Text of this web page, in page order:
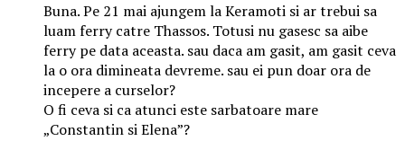
Buna. Pe 21 mai ajungem la Keramoti si ar trebui sa
luam ferry catre Thassos. Totusi nu gasesc sa aibe
ferry pe data aceasta. sau daca am gasit, am gasit ceva
la o ora dimineata devreme. sau ei pun doar ora de
incepere a curselor?
O fi ceva si ca atunci este sarbatoare mare
„Constantin si Elena”?